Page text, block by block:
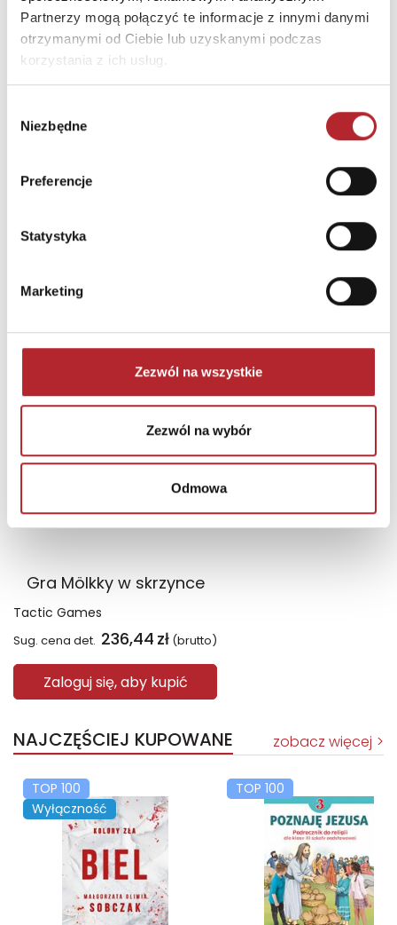
Partnerzy mogą połączyć te informacje z innymi danymi
otrzymanymi od Ciebie lub uzyskanymi podczas
korzystania z ich usług.
zgody
Niezbędne
Preferencje
Statystyka
Marketing
Zezwól na wszystkie
Zezwól na wybór
Odmowa
Format
228x331x37 mm
Zwrot towaru
DANE OSOBY ODPOWIEDZIALNEJ
Ulica
Miasto
Gra Mölkky w skrzynce
Tactic Games
Sug. cena det. 236,44 zł (brutto)
Zaloguj się, aby kupić
NAJCZĘŚCIEJ KUPOWANE zobacz więcej
TOP 100
Wyłączność
TOP 100